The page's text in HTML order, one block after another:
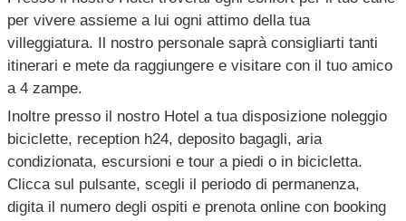
per vivere assieme a lui ogni attimo della tua
villeggiatura. Il nostro personale saprà consigliarti tanti
itinerari e mete da raggiungere e visitare con il tuo amico
a 4 zampe.
Inoltre presso il nostro Hotel a tua disposizione noleggio
biciclette, reception h24, deposito bagagli, aria
condizionata, escursioni e tour a piedi o in bicicletta.
Clicca sul pulsante, scegli il periodo di permanenza,
digita il numero degli ospiti e prenota online con booking